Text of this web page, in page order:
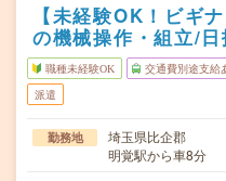
【未経験OK！ビギ
の機械操作・組立/
職種未経験OK 交通費別途支給
派遣
勤務地
埼玉県比企郡
明覚駅から車8分